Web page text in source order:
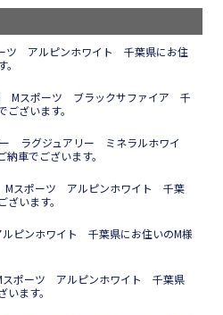
アルピンホワイト 千葉県にお住
スポーツ ブラックサファイア 千
ざいます。
ラグジュアリー ミネラルホワイ
車でございます。
スポーツ アルピンホワイト 千葉
います。
ンホワイト 千葉県にお住いのM様
ポーツ アルピンホワイト 千葉県
ます。